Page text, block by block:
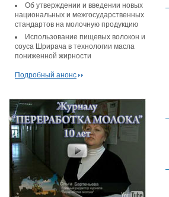
Об утверждении и введении новых
национальных и межгосударственных
стандартов на молочную продукцию
Использование пищевых волокон и
соуса Шрирача в технологии масла
пониженной жирности
Подробный анонс